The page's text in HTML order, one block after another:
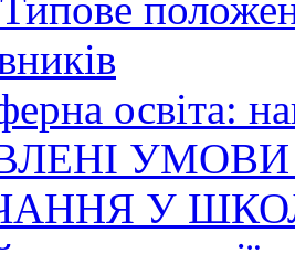
освіта:
У